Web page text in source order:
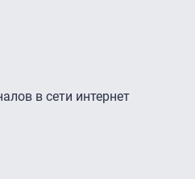
в сети интернет